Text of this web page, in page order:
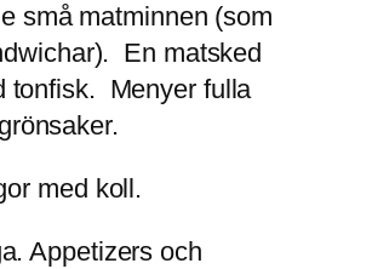
små matminnen (som
En matsked
tonfisk. Menyer fulla
med koll.
Appetizers och